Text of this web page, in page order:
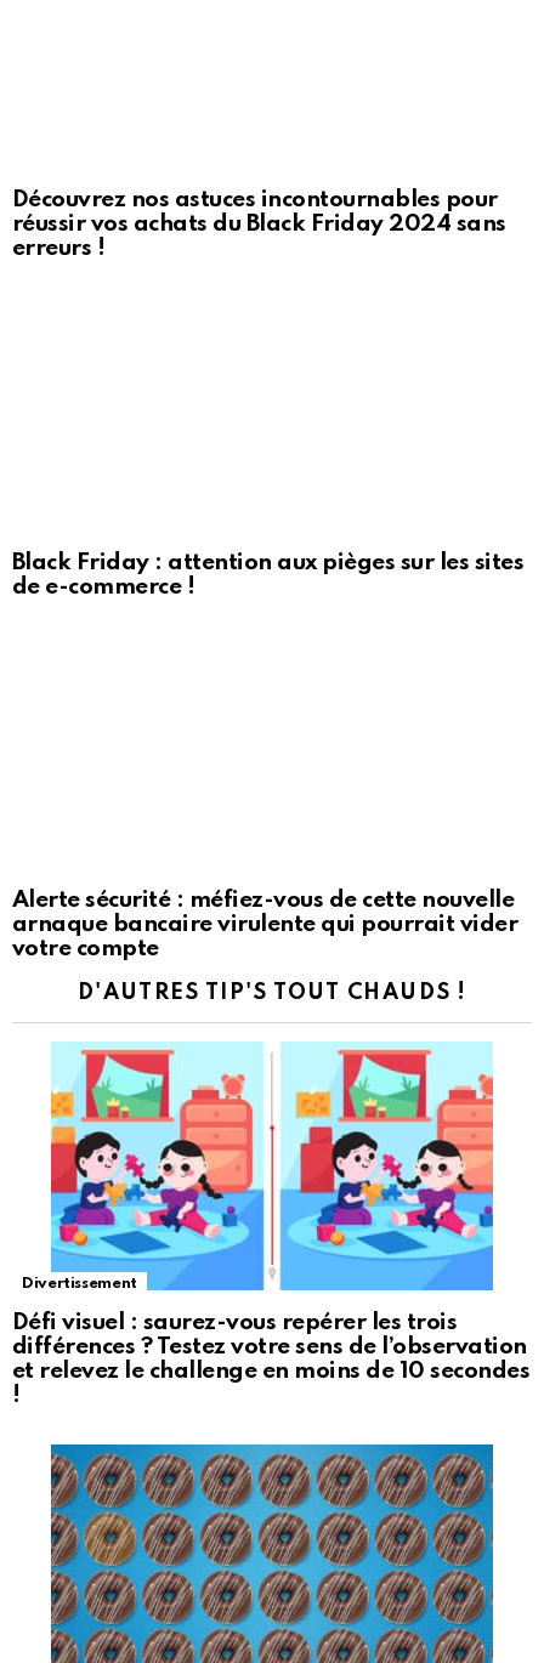
Découvrez nos astuces incontournables pour
réussir vos achats du Black Friday 2024 sans
erreurs !
Black Friday : attention aux pièges sur les sites
de e-commerce !
Alerte sécurité : méfiez-vous de cette nouvelle
arnaque bancaire virulente qui pourrait vider
votre compte
D'AUTRES TIP'S TOUT CHAUDS !
Divertissement
Défi visuel : saurez-vous repérer les trois
différences ? Testez votre sens de l’observation
et relevez le challenge en moins de 10 secondes
!